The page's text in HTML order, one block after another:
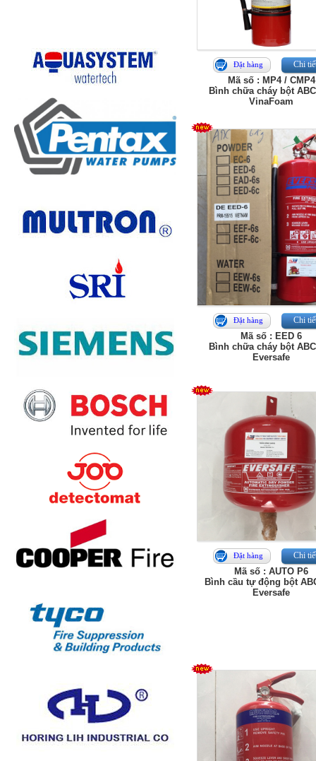
Đặt hàng Chi
Mã số : MP4 / CMP4
Bình chữa cháy bột
VinaFoam
Đặt hàng Chi
Mã số : EED 6
Bình chữa cháy bột
Eversafe
Đặt hàng Chi
Mã số : AUTO P6
Bình cầu tự động bột
Eversafe